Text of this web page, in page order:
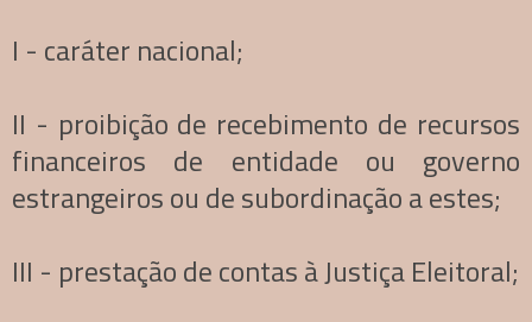
I - caráter nacional;
II - proibição de recebimento de recursos
financeiros de entidade ou governo
estrangeiros ou de subordinação a estes;
III - prestação de contas à Justiça Eleitoral;